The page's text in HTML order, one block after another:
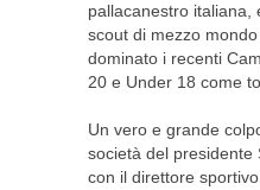
pallacanestro italiana,
scout di mezzo
dominato i recenti
20 e Under 18 come
Un vero e grande
società del presidente
con il direttore